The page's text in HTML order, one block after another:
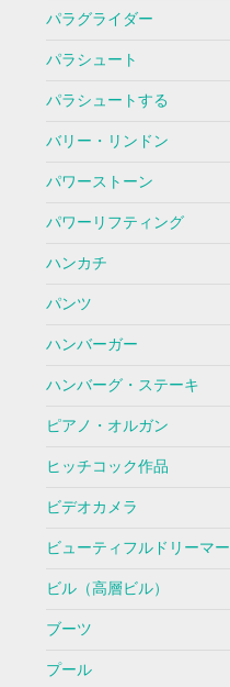
パラグライダー
パラシュート
パラシュートする
バリー・リンドン
パワーストーン
パワーリフティング
ハンカチ
パンツ
ハンバーガー
ハンバーグ・ステーキ
ピアノ・オルガン
ヒッチコック作品
ビデオカメラ
ビューティフルドリーマー
ビル（高層ビル）
ブーツ
プール